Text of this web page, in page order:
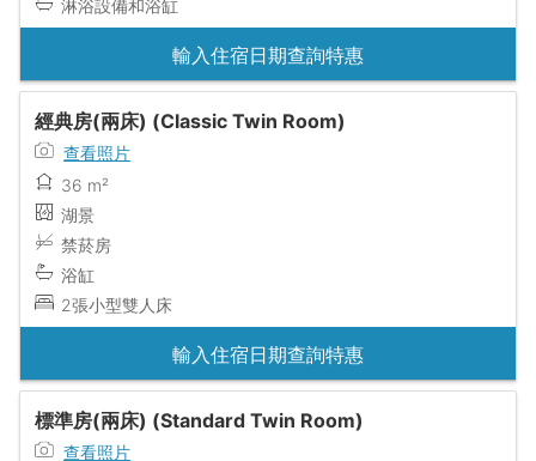
淋浴設備和浴缸
輸入住宿日期查詢特惠
經典房(兩床) (Classic Twin Room)
查看照片
36 m²
湖景
禁菸房
浴缸
2張小型雙人床
輸入住宿日期查詢特惠
標準房(兩床) (Standard Twin Room)
查看照片